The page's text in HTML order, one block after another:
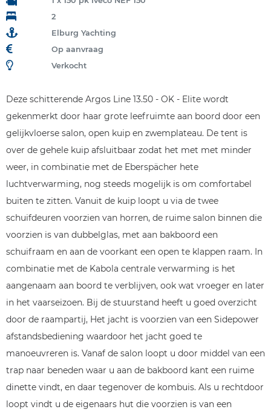
2
Elburg Yachting
Op aanvraag
Verkocht
Deze schitterende Argos Line 13.50 - OK - Elite wordt
gekenmerkt door haar grote leefruimte aan boord door een
gelijkvloerse salon, open kuip en zwemplateau. De tent is
over de gehele kuip afsluitbaar zodat het met met minder
weer, in combinatie met de Eberspächer hete
luchtverwarming, nog steeds mogelijk is om comfortabel
buiten te zitten. Vanuit de kuip loopt u via de twee
schuifdeuren voorzien van horren, de ruime salon binnen die
voorzien is van dubbelglas, met aan bakboord een
schuifraam en aan de voorkant een open te klappen raam. In
combinatie met de Kabola centrale verwarming is het
aangenaam aan boord te verblijven, ook wat vroeger en later
in het vaarseizoen. Bij de stuurstand heeft u goed overzicht
door de raampartij, Het jacht is voorzien van een Sidepower
afstandsbediening waardoor het jacht goed te
manoeuvreren is. Vanaf de salon loopt u door middel van een
trap naar beneden waar u aan de bakboord kant een ruime
dinette vindt, en daar tegenover de kombuis. Als u rechtdoor
loopt vindt u de eigenaars hut die voorzien is van een